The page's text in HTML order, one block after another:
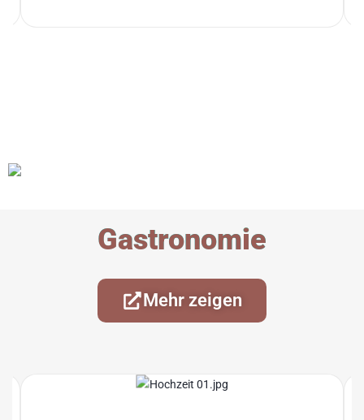
Gastronomie
Mehr zeigen